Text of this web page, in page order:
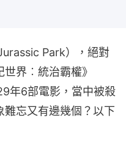
Park），絕對
界︰統治霸權》
年6部電影，當中被殺
難忘又有邊幾個？以下